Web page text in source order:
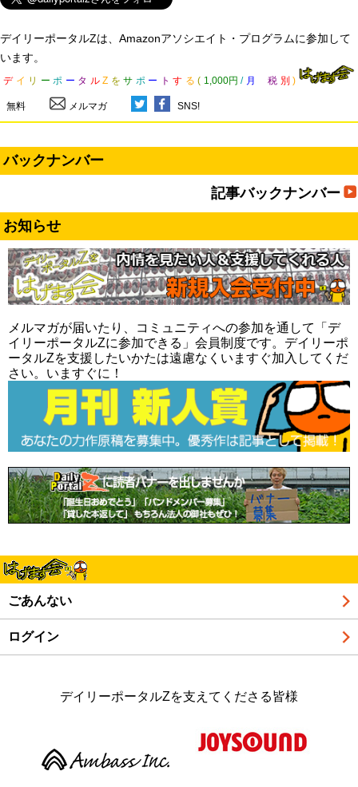
デイリーポータルZは、Amazonアソシエイト・プログラムに参加して
います。
デ イ リ ー ポ ー タ ル Z を サ ポ ー ト す る ( 1,000円 / 月 税 別 )
無料 メルマガ SNS!
バックナンバー
記事バックナンバー
お知らせ
メルマガが届いたり、コミュニティへの参加を通して「デ
イリーポータルZに参加できる」会員制度です。デイリーポ
ータルZを支援したいかたは遠慮なくいますぐ加入してくだ
さい。いますぐに！
ごあんない
ログイン
デイリーポータルZを支えてくださる皆様